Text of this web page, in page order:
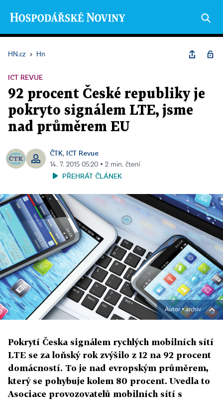
HN.cz › Hn
ICT REVUE
92 procent České republiky je
pokryto signálem LTE, jsme
nad průměrem EU
ČTK, ICT Revue
14. 7. 2015 05:20 ▪ 2 min. čtení
PŘEHRÁT ČLÁNEK
Autor ▪archiv
Pokrytí Česka signálem rychlých mobilních sítí
LTE se za loňský rok zvýšilo z 12 na 92 procent
domácností. To je nad evropským průměrem,
který se pohybuje kolem 80 procent. Uvedla to
Asociace provozovatelů mobilních sítí s